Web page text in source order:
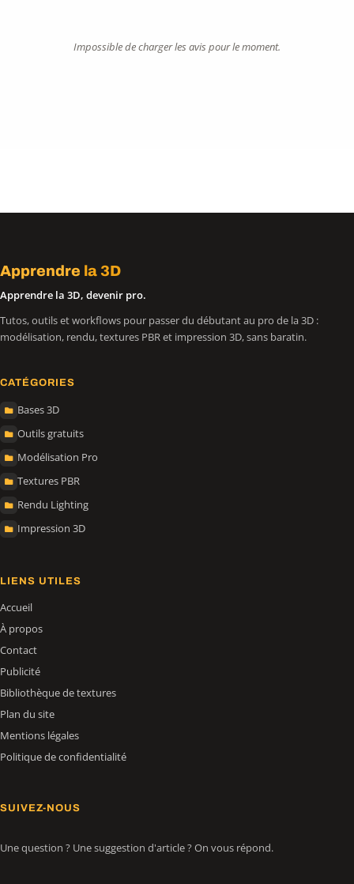
Impossible de charger les avis pour le moment.
Apprendre la 3D
Apprendre la 3D, devenir pro.
Tutos, outils et workflows pour passer du débutant au pro de la 3D :
modélisation, rendu, textures PBR et impression 3D, sans baratin.
CATÉGORIES
Bases 3D
Outils gratuits
Modélisation Pro
Textures PBR
Rendu Lighting
Impression 3D
LIENS UTILES
Accueil
À propos
Contact
Publicité
Bibliothèque de textures
Plan du site
Mentions légales
Politique de confidentialité
SUIVEZ-NOUS
Une question ? Une suggestion d'article ? On vous répond.